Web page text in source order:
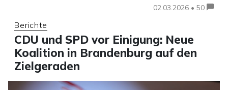
02.03.2026 • 50
Berichte
CDU und SPD vor Einigung: Neue
Koalition in Brandenburg auf den
Zielgeraden